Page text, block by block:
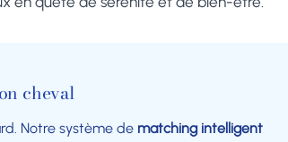
cheval
Notre système de matching intelligent